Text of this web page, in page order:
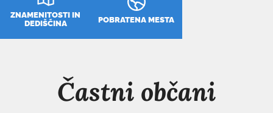
ZNAMENITOSTI IN
DEDIŠČINA
POBRATENA MESTA
Častni občani